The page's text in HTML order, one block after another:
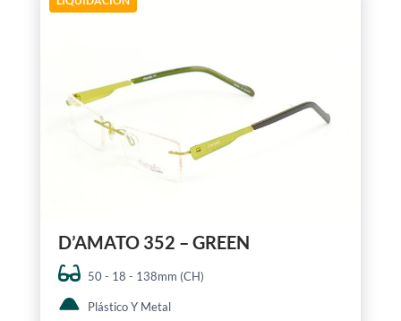
D’AMATO 352 – GREEN
50 - 18 - 138mm (CH)
Plástico Y Metal